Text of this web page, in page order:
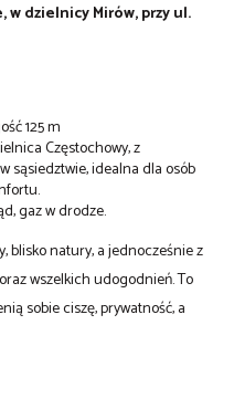
w dzielnicy Mirów, przy ul.
125 m
Częstochowy, z
sąsiedztwie, idealna dla osób
gaz w drodze.
blisko natury, a jednocześnie z
wszelkich udogodnień. To
sobie ciszę, prywatność, a